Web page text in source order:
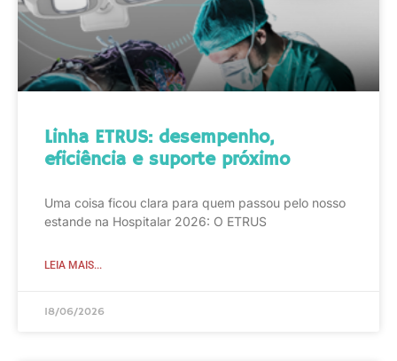
Linha ETRUS: desempenho,
eficiência e suporte próximo
Uma coisa ficou clara para quem passou pelo nosso
estande na Hospitalar 2026: O ETRUS
LEIA MAIS...
18/06/2026